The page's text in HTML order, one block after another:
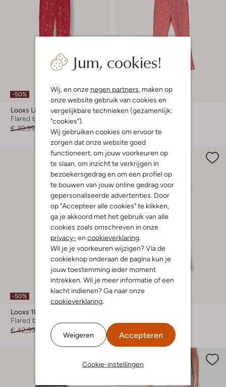
Jum, cookies!
Wij, en onze negen partners, maken op
onze website gebruik van cookies en
vergelijkbare technieken (gezamenlijk:
"cookies").
Wij gebruiken cookies om ervoor te
zorgen dat onze website goed
functioneert, om jouw voorkeuren op
te slaan, om inzicht te verkrijgen in
bezoekersgedrag en om een profiel op
te bouwen van jouw online gedrag voor
gepersonaliseerde advertenties. Door
op "Accepteer alle cookies" te klikken,
ga je akkoord met het gebruik van alle
cookies zoals omschreven in onze
privacy- en cookieverklaring.
Wil je je voorkeuren wijzigen? Via de
cookieknop onderaan de pagina kun je
jouw toestemming ieder moment
intrekken. Wil je meer informatie of een
klacht indienen? Ga naar onze
cookieverklaring.
Weigeren Accepteren
Cookie-instellingen
-50%
Looxs Little
Flared broek
€ 39,99
€ 19,99
-40%
Looxs Little
€ 37,99
€ 22,99
-50%
Looxs 10sixteen
Flared broek
€ 42,99
€ 20,99
Flared broek
€ 17,99